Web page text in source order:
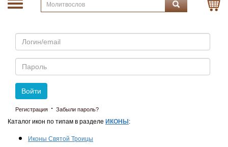
Email
Пароль
Войти
Регистрация · Забыли пароль?
Каталог икон по типам в разделе ИКОНЫ :
Иконы Святой Троицы